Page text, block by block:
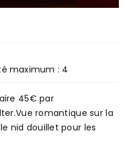
maximum : 4
45€ par
romantique sur la
nid douillet pour les